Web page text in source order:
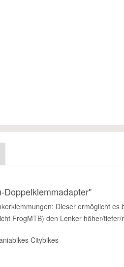
Doppelklemmadapter"
Dieser ermöglicht
FrogMTB) den Lenker höher/
Citybikes